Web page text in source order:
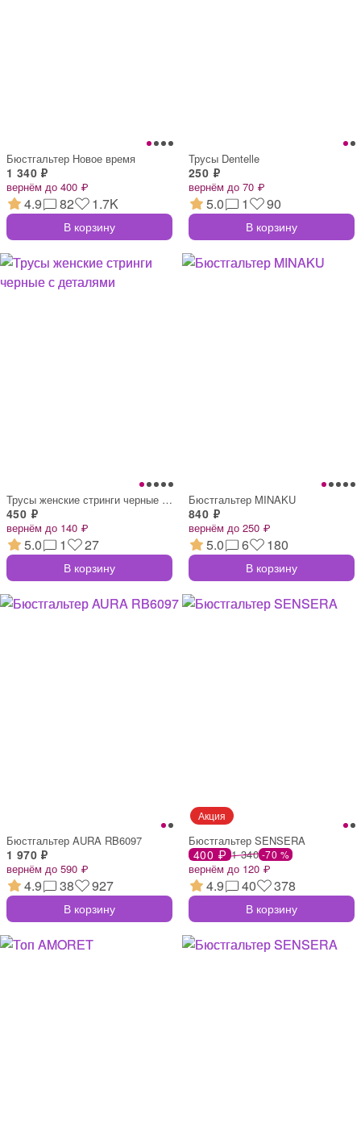
Бюстгальтер Новое время
1 340 ₽
вернём до 400 ₽
4.9 82 1.7K
В корзину
Трусы Dentelle
250 ₽
вернём до 70 ₽
5.0 1 90
В корзину
Трусы женские стринги черные с деталями
450 ₽
вернём до 140 ₽
5.0 1 27
В корзину
Бюстгальтер MINAKU
840 ₽
вернём до 250 ₽
5.0 6 180
В корзину
Бюстгальтер AURA RB6097
1 970 ₽
вернём до 590 ₽
4.9 38 927
В корзину
Бюстгальтер SENSERA
400 ₽ 1 340 -70 %
вернём до 120 ₽
4.9 40 378
В корзину